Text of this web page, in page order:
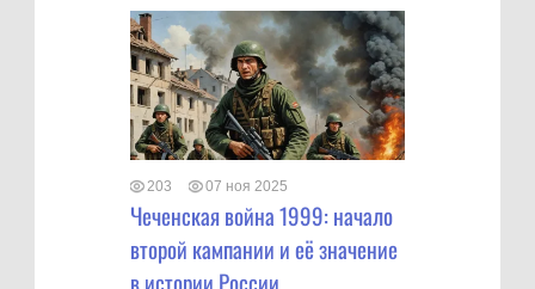
203 07 ноя 2025
Чеченская война 1999: начало
второй кампании и её значение
в истории России